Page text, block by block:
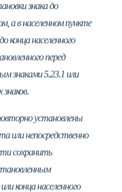
знака до
а в населенном пункте
конца населенного
перед
знаками 5.23.1 или
установлены
или непосредственно
сохранить
конца населенного